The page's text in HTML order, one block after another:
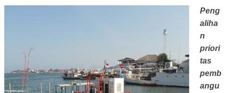
Peng
aliha
n
priori
tas
pemb
angu